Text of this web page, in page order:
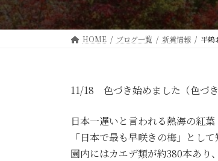
HOME ブログ一覧 新着情報 平
11/18 色づき始めました（色づ
日本一遅いと言われる熱海の紅葉
「日本で最も早咲きの梅」とし
園内にはカエデ類が約380本あり